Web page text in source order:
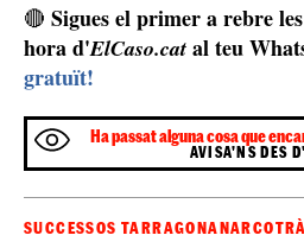
🔴 Sigues el primer a rebre
hora d'ElCaso.cat al teu
gratuït!
Ha passat alguna cosa que
AVISA'NS DES
SUCCESSOS TARRAGONA